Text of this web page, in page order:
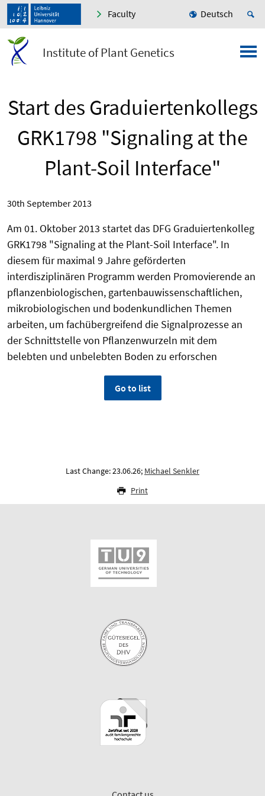
Faculty Deutsch
Institute of Plant Genetics
Start des Graduiertenkollegs
GRK1798 "Signaling at the
Plant-Soil Interface"
30th September 2013
Am 01. Oktober 2013 startet das DFG Graduiertenkolleg
GRK1798 "Signaling at the Plant-Soil Interface". In
diesem für maximal 9 Jahre geförderten
interdisziplinären Programm werden Promovierende an
pflanzenbiologischen, gartenbauwissenschaftlichen,
mikrobiologischen und bodenkundlichen Themen
arbeiten, um fachübergreifend die Signalprozesse an
der Schnittstelle von Pflanzenwurzeln mit dem
belebten und unbelebten Boden zu erforschen
Go to list
Last Change: 23.06.26; Michael Senkler
Print